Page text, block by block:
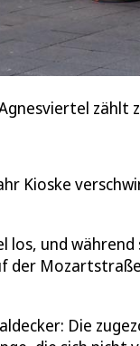
Kioske
los, und
der
Die